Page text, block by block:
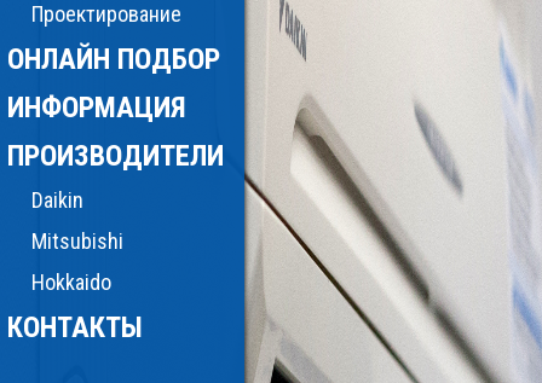
Проектирование
ОНЛАЙН ПОДБОР
ИНФОРМАЦИЯ
ПРОИЗВОДИТЕЛИ
Daikin
Mitsubishi
Hokkaido
КОНТАКТЫ